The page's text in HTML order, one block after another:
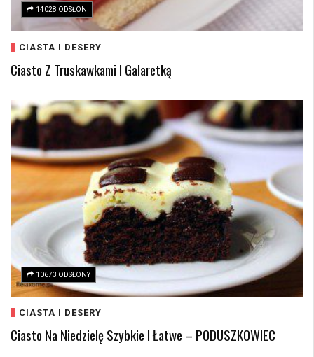
14028 ODSŁON
CIASTA I DESERY
Ciasto Z Truskawkami I Galaretką
10673 ODSŁONY
CIASTA I DESERY
Ciasto Na Niedzielę Szybkie I Łatwe – PODUSZKOWIEC